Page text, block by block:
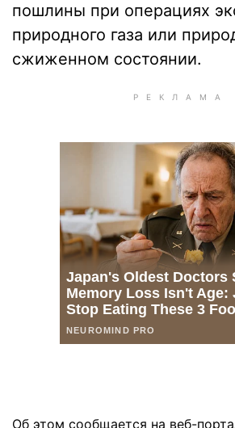
пошлины при операциях
природного газа или
сжиженном состоянии.
Об этом сообщается на веб-